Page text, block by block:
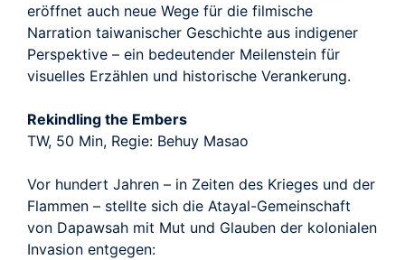
eröffnet auch neue Wege für die filmische
Narration taiwanischer Geschichte aus indigener
Perspektive – ein bedeutender Meilenstein für
visuelles Erzählen und historische Verankerung.
Rekindling the Embers
TW, 50 Min, Regie: Behuy Masao
Vor hundert Jahren – in Zeiten des Krieges und der
Flammen – stellte sich die Atayal-Gemeinschaft
von Dapawsah mit Mut und Glauben der kolonialen
Invasion entgegen: